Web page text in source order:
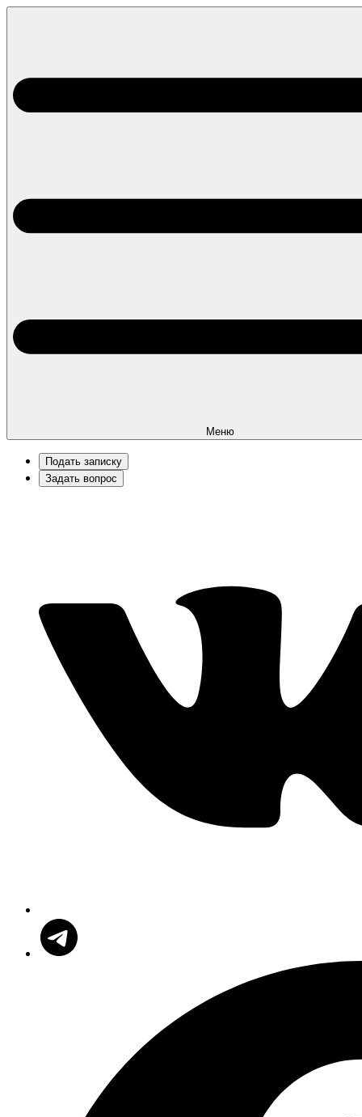
Меню
Подать записку
Задать вопрос